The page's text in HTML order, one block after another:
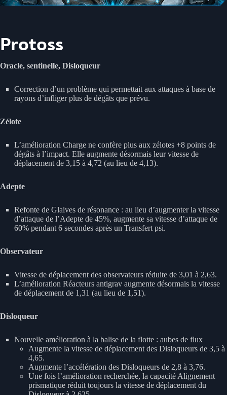
Protoss
Oracle, sentinelle, Disloqueur
Correction d’un problème qui permettait aux attaques à base de
rayons d’infliger plus de dégâts que prévu.
Zélote
L’amélioration Charge ne confère plus aux zélotes +8 points de
dégâts à l’impact. Elle augmente désormais leur vitesse de
déplacement de 3,15 à 4,72 (au lieu de 4,13).
Adepte
Refonte de Glaives de résonance : au lieu d’augmenter la vitesse
d’attaque de l’Adepte de 45%, augmente sa vitesse d’attaque de
60% pendant 6 secondes après un Transfert psi.
Observateur
Vitesse de déplacement des observateurs réduite de 3,01 à 2,63.
L’amélioration Réacteurs antigrav augmente désormais la vitesse
de déplacement de 1,31 (au lieu de 1,51).
Disloqueur
Nouvelle amélioration à la balise de la flotte : aubes de flux
Augmente la vitesse de déplacement des Disloqueurs de 3,5 à
4,65.
Augmente l’accélération des Disloqueurs de 2,8 à 3,76.
Une fois l’amélioration recherchée, la capacité Alignement
prismatique réduit toujours la vitesse de déplacement du